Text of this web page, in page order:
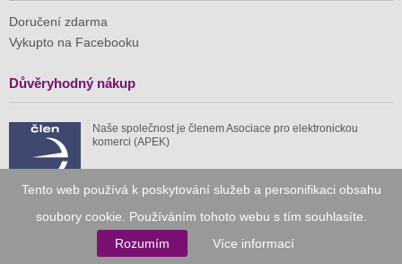
Tento web používá k poskytování služeb a personifikaci obsahu
soubory cookie. Používáním tohoto webu s tím souhlasíte.
Rozumím
Více informací
Doručení zdarma
Vykupto na Facebooku
Důvěryhodný nákup
Naše společnost je členem Asociace pro elektronickou
komerci (APEK)